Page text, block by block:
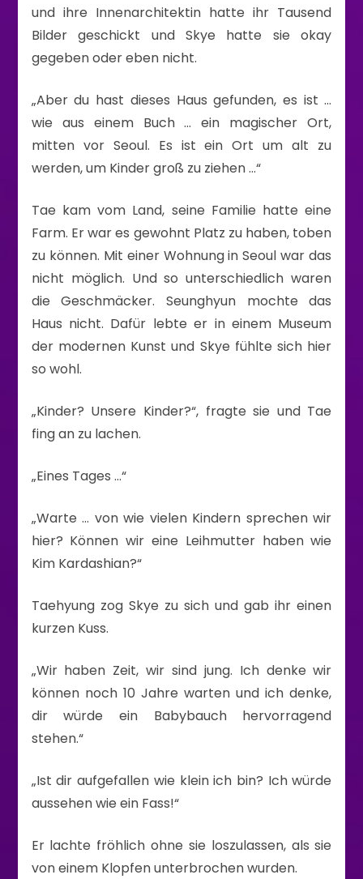
und ihre Innenarchitektin hatte ihr Tausend
Bilder geschickt und Skye hatte sie okay
gegeben oder eben nicht.
„Aber du hast dieses Haus gefunden, es ist …
wie aus einem Buch … ein magischer Ort,
mitten vor Seoul. Es ist ein Ort um alt zu
werden, um Kinder groß zu ziehen …“
Tae kam vom Land, seine Familie hatte eine
Farm. Er war es gewohnt Platz zu haben, toben
zu können. Mit einer Wohnung in Seoul war das
nicht möglich. Und so unterschiedlich waren
die Geschmäcker. Seunghyun mochte das
Haus nicht. Dafür lebte er in einem Museum
der modernen Kunst und Skye fühlte sich hier
so wohl.
„Kinder? Unsere Kinder?“, fragte sie und Tae
fing an zu lachen.
„Eines Tages …“
„Warte … von wie vielen Kindern sprechen wir
hier? Können wir eine Leihmutter haben wie
Kim Kardashian?“
Taehyung zog Skye zu sich und gab ihr einen
kurzen Kuss.
„Wir haben Zeit, wir sind jung. Ich denke wir
können noch 10 Jahre warten und ich denke,
dir würde ein Babybauch hervorragend
stehen.“
„Ist dir aufgefallen wie klein ich bin? Ich würde
aussehen wie ein Fass!“
Er lachte fröhlich ohne sie loszulassen, als sie
von einem Klopfen unterbrochen wurden.